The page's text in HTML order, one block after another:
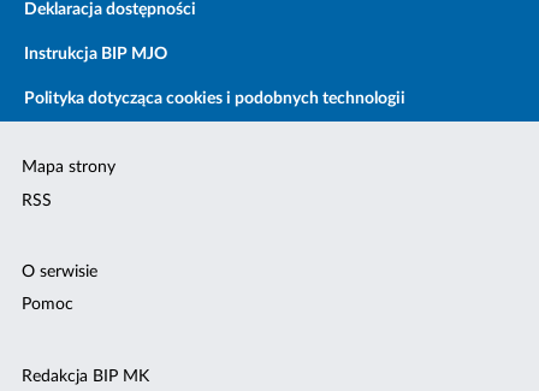
Deklaracja dostępności
Instrukcja BIP MJO
Polityka dotycząca cookies i podobnych technologii
Mapa strony
RSS
O serwisie
Pomoc
Redakcja BIP MK